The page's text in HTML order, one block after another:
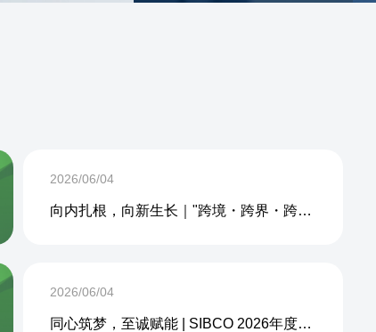
2026/06/04
向内扎根，向新生长｜"跨境・跨界・跨周期企业内生力沙龙"成功举办
2026/06/04
同心筑梦，至诚赋能 | SIBCO 2026年度团建活动圆满收官